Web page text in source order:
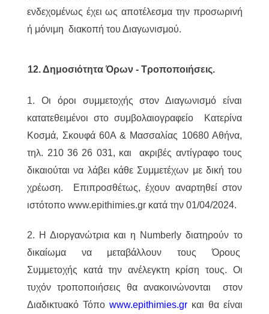
ενδεχομένως έχει ως αποτέλεσμα την προσωρινή
ή μόνιμη διακοπή του Διαγωνισμού.
12. Δημοσιότητα Όρων - Τροποποιήσεις.
1. Οι όροι συμμετοχής στον Διαγωνισμό είναι
κατατεθειμένοι στο συμβολαιογραφείο Κατερίνα
Κοσμά, Σκουφά 60Α & Μασσαλίας 10680 Αθήνα,
τηλ. 210 36 26 031, και ακριβές αντίγραφο τους
δικαιούται να λάβει κάθε Συμμετέχων με δική του
χρέωση. Επιπροσθέτως, έχουν αναρτηθεί στον
ιστότοπο www.epithimies.gr κατά την 01/04/2024.
2. Η Διοργανώτρια και η Numberly διατηρούν το
δικαίωμα να μεταβάλλουν τους Όρους
Συμμετοχής κατά την ανέλεγκτη κρίση τους. Οι
τυχόν τροποποιήσεις θα ανακοινώνονται στον
Διαδικτυακό Τόπο www.epithimies.gr και θα είναι